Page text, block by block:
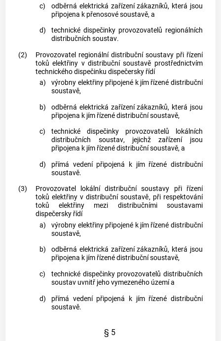
c) odběrná elektrická zařízenízákazníků, která jsou
připojena k přenosové soustavě, a
d)
technické dispečinky provozovatelů regionálních
distribučních soustav.
(2)
Provozovatel regionální distribuční soustavypři řízení
toků elektřiny vdistribuční soustavě prostřednictvím
technického dispečinku dispečersky řídí
a)
výrobny elektřinypřipojené k jím řízené distribuční
soustavě,
b)
odběrná elektrická zařízenízákazníků, která jsou
připojena k jím řízenédistribuční soustavě,
c)
technické dispečinky provozovatelů lokálních
distribučních soustav, jejichž zařízení jsou
připojena k jím řízenédistribuční soustavě, a
d)
přímá vedenípřipojená k jím řízené distribuční
soustavě.
(3)
Provozovatel lokálnídistribuční soustavy při řízení
toků elektřiny vdistribuční soustavě, při respektování
toků elektřiny mezi distribučními soustavami
dispečersky řídí
a)
výrobny elektřinypřipojené k jím řízené distribuční
soustavě,
b)
odběrná elektrická zařízenízákazníků, která jsou
připojena k jím řízenédistribuční soustavě,
c)
technické dispečinky provozovatelů distribučních
soustav uvnitř jehovymezeného územía
d)
přímá vedenípřipojená k jím řízené distribuční
soustavě.
§ 5